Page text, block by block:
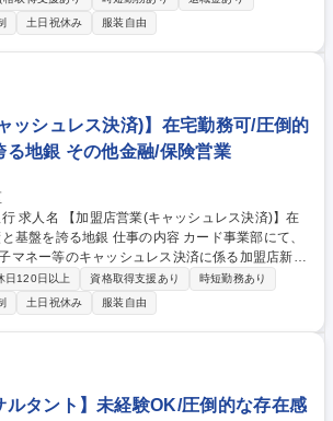
グまでの業務を一貫して担当。案件ごとにプロジ
でM&Aの成功をリード。■基本的に当行営業店か
プされるが、ニーズ発掘・創出・具現化の段階
ーション）から共に携わる■エグゼキューション
ィリジェンス対応、条件調整、最終契約、クロー
一切なし
土日祝休み 服装自由
ッシュレス決済)】在宅勤務可/圧倒的
る地銀 その他金融/保険営業
済)】在
事の内容 カード事業部にて、
マネー等のキャッシュレス決済に係る加盟店新規
。営業店と協働し、決済端末の設置やPOSレジ連
でお任せ。 千葉県を中心とした強固
客様の経営課題を解決するソリューション営業が
誇る地銀
日120日以上 資格取得支援あり
時短勤務あり
土日祝休み 服装自由
ルタント】未経験OK/圧倒的な存在感